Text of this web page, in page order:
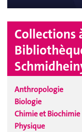
Collections
Anthropologie
Biologie
Chimie et Biochimie
Physique